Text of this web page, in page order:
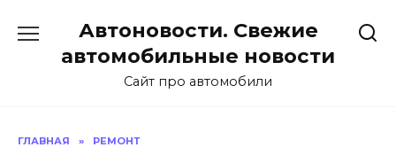
содержанию
Автоновости. Свежие
автомобильные новости
Сайт про автомобили
ГЛАВНАЯ » РЕМОНТ